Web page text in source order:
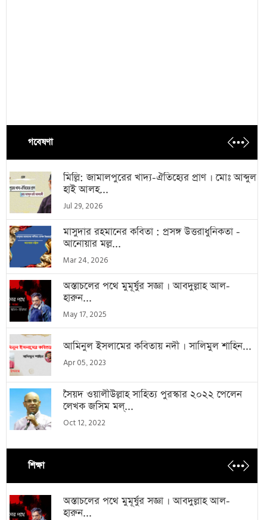
গবেষণা
মিল্লি: জামালপুরের খাদ্য-ঐতিহ্যের প্রাণ । মোঃ আব্দুল
হাই আলহ...
Jul 29, 2026
মাসুদার রহমানের কবিতা : প্রসঙ্গ উত্তরাধুনিকতা -
আনোয়ার মল্ল...
Mar 24, 2026
অস্তাচলের পথে মুমূর্ষুর সজ্ঞা । আবদুল্লাহ আল-
হারুন...
May 17, 2025
আমিনুল ইসলামের কবিতায় নদী । সালিমুল শাহিন...
Apr 05, 2023
সৈয়দ ওয়ালীউল্লাহ সাহিত্য পুরস্কার ২০২২ পেলেন
লেখক জসিম মল্...
Oct 12, 2022
শিক্ষা
অস্তাচলের পথে মুমূর্ষুর সজ্ঞা । আবদুল্লাহ আল-
হারুন...